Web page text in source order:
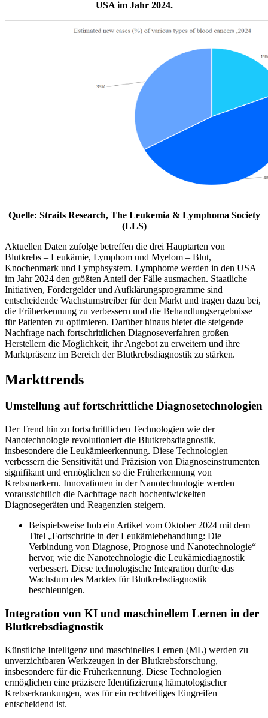
USA im Jahr 2024.
Quelle: Straits Research, The Leukemia & Lymphoma Society
(LLS)
Aktuellen Daten zufolge betreffen die drei Hauptarten von
Blutkrebs – Leukämie, Lymphom und Myelom – Blut,
Knochenmark und Lymphsystem. Lymphome werden in den USA
im Jahr 2024 den größten Anteil der Fälle ausmachen. Staatliche
Initiativen, Fördergelder und Aufklärungsprogramme sind
entscheidende Wachstumstreiber für den Markt und tragen dazu bei,
die Früherkennung zu verbessern und die Behandlungsergebnisse
für Patienten zu optimieren. Darüber hinaus bietet die steigende
Nachfrage nach fortschrittlichen Diagnoseverfahren großen
Herstellern die Möglichkeit, ihr Angebot zu erweitern und ihre
Marktpräsenz im Bereich der Blutkrebsdiagnostik zu stärken.
Markttrends
Umstellung auf fortschrittliche Diagnosetechnologien
Der Trend hin zu fortschrittlichen Technologien wie der
Nanotechnologie revolutioniert die Blutkrebsdiagnostik,
insbesondere die Leukämieerkennung. Diese Technologien
verbessern die Sensitivität und Präzision von Diagnoseinstrumenten
signifikant und ermöglichen so die Früherkennung von
Krebsmarkern. Innovationen in der Nanotechnologie werden
voraussichtlich die Nachfrage nach hochentwickelten
Diagnosegeräten und Reagenzien steigern.
Beispielsweise hob ein Artikel vom Oktober 2024 mit dem
Titel „Fortschritte in der Leukämiebehandlung: Die
Verbindung von Diagnose, Prognose und Nanotechnologie“
hervor, wie die Nanotechnologie die Leukämiediagnostik
verbessert. Diese technologische Integration dürfte das
Wachstum des Marktes für Blutkrebsdiagnostik
beschleunigen.
Integration von KI und maschinellem Lernen in der
Blutkrebsdiagnostik
Künstliche Intelligenz und maschinelles Lernen (ML) werden zu
unverzichtbaren Werkzeugen in der Blutkrebsforschung,
insbesondere für die Früherkennung. Diese Technologien
ermöglichen eine präzisere Identifizierung hämatologischer
Krebserkrankungen, was für ein rechtzeitiges Eingreifen
entscheidend ist.